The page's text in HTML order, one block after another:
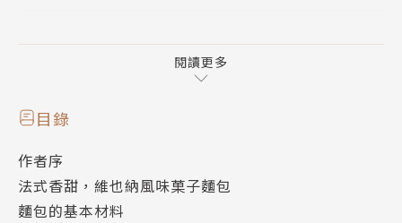
以6大點心麵團的手法為基礎，
布里歐麵團／丹麥麵團／千層麵團／甜麵團，
集法式美學工藝展現甜點麵包的絕美演繹。
￭酥香華麗的可頌•丹麥•千層
￭鬆軟香甜的菓子麵包
閱讀更多
目錄
作者序
法式香甜，維也納風味菓子麵包
麵包的基本材料